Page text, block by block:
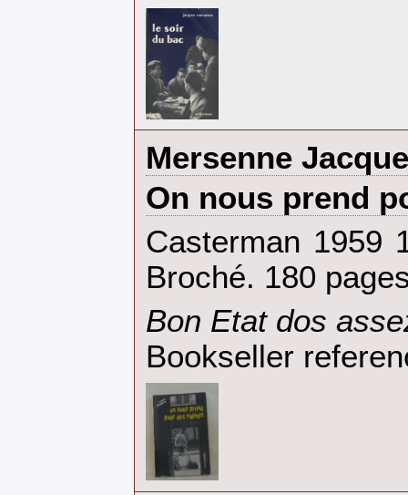
‎Mersenne
‎On nous prend
‎Casterman 1959
Broché. 180
‎Bon Etat dos
Bookseller